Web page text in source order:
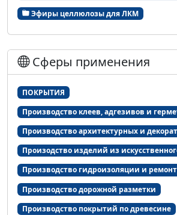
Эфиры целлюлозы для ЛКМ
Сферы применения
ПОКРЫТИЯ
Производство клеев, адгезивов и
Производство архитектурных и
Произодство изделий из
Производство гидроизоляции и
Производство дорожной разметки
Производство покрытий по древесине